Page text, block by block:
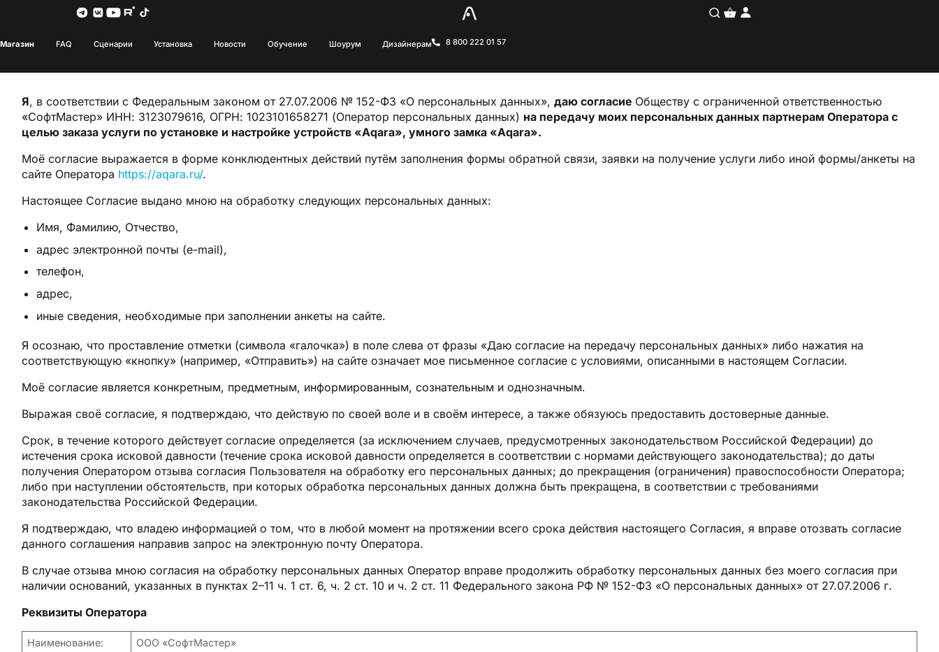
Магазин FAQ Сценарии Установка Новости Обучение Шоурум Дизайнерам 8 800 222 01 57
Я, в соответствии с Федеральным законом от 27.07.2006 № 152-ФЗ «О персональных данных», даю согласие Обществу с ограниченной ответственностью
«СофтМастер» ИНН: 3123079616, ОГРН: 1023101658271 (Оператор персональных данных) на передачу моих персональных данных партнерам Оператора с
целью заказа услуги по установке и настройке устройств «Aqara», умного замка «Aqara».
Моё согласие выражается в форме конклюдентных действий путём заполнения формы обратной связи, заявки на получение услуги либо иной формы/анкеты на
сайте Оператора https://aqara.ru/.
Настоящее Согласие выдано мною на обработку следующих персональных данных:
Имя, Фамилию, Отчество,
адрес электронной почты (e-mail),
телефон,
адрес,
иные сведения, необходимые при заполнении анкеты на сайте.
Я осознаю, что проставление отметки (символа «галочка») в поле слева от фразы «Даю согласие на передачу персональных данных» либо нажатия на
соответствующую «кнопку» (например, «Отправить») на сайте означает мое письменное согласие с условиями, описанными в настоящем Согласии.
Моё согласие является конкретным, предметным, информированным, сознательным и однозначным.
Выражая своё согласие, я подтверждаю, что действую по своей воле и в своём интересе, а также обязуюсь предоставить достоверные данные.
Срок, в течение которого действует согласие определяется (за исключением случаев, предусмотренных законодательством Российской Федерации) до
истечения срока исковой давности (течение срока исковой давности определяется в соответствии с нормами действующего законодательства); до даты
получения Оператором отзыва согласия Пользователя на обработку его персональных данных; до прекращения (ограничения) правоспособности Оператора;
либо при наступлении обстоятельств, при которых обработка персональных данных должна быть прекращена, в соответствии с требованиями
законодательства Российской Федерации.
Я подтверждаю, что владею информацией о том, что в любой момент на протяжении всего срока действия настоящего Согласия, я вправе отозвать согласие
данного соглашения направив запрос на электронную почту Оператора.
В случае отзыва мною согласия на обработку персональных данных Оператор вправе продолжить обработку персональных данных без моего согласия при
наличии оснований, указанных в пунктах 2–11 ч. 1 ст. 6, ч. 2 ст. 10 и ч. 2 ст. 11 Федерального закона РФ № 152-ФЗ «О персональных данных» от 27.07.2006 г.
Реквизиты Оператора
Наименование:
ООО «СофтМастер»